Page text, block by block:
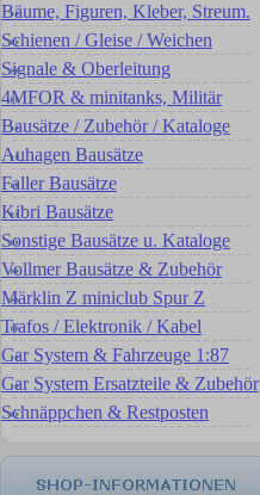
Bäume, Figuren, Kleber, Streum.
Schienen / Gleise / Weichen
Signale & Oberleitung
4MFOR & minitanks, Militär
Bausätze / Zubehör / Kataloge
Auhagen Bausätze
Faller Bausätze
Kibri Bausätze
Sonstige Bausätze u. Kataloge
Vollmer Bausätze & Zubehör
Märklin Z miniclub Spur Z
Trafos / Elektronik / Kabel
Car System & Fahrzeuge 1:87
Car System Ersatzteile & Zubehör
Schnäppchen & Restposten